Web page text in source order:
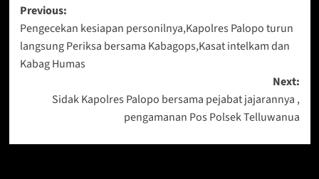
Post
navigation
Previous:
Pengecekan kesiapan personilnya,Kapolres Palopo turun
langsung Periksa bersama Kabagops,Kasat intelkam dan
Kabag Humas
Next:
Sidak Kapolres Palopo bersama pejabat jajarannya ,
pengamanan Pos Polsek Telluwanua